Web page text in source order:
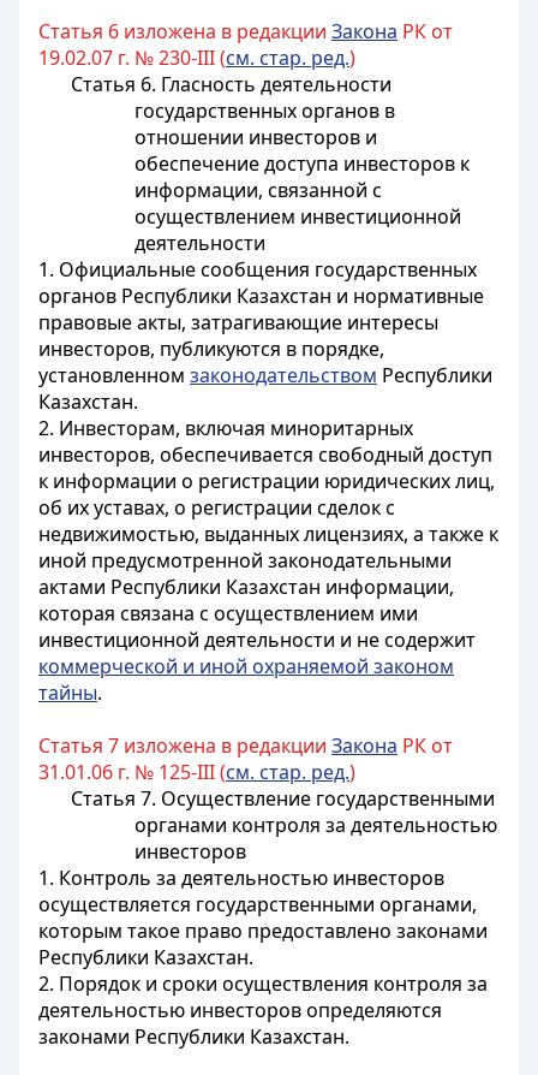
Статья 6 изложена в редакции Закона РК от
19.02.07 г. № 230-III (см. стар. ред.)
Статья 6. Гласность деятельности
государственных органов в
отношении инвесторов и
обеспечение доступа инвесторов к
информации, связанной с
осуществлением инвестиционной
деятельности
1. Официальные сообщения государственных
органов Республики Казахстан и нормативные
правовые акты, затрагивающие интересы
инвесторов, публикуются в порядке,
установленном законодательством Республики
Казахстан.
2. Инвесторам, включая миноритарных
инвесторов, обеспечивается свободный доступ
к информации о регистрации юридических лиц,
об их уставах, о регистрации сделок с
недвижимостью, выданных лицензиях, а также к
иной предусмотренной законодательными
актами Республики Казахстан информации,
которая связана с осуществлением ими
инвестиционной деятельности и не содержит
коммерческой и иной охраняемой законом
тайны.
Статья 7 изложена в редакции Закона РК от
31.01.06 г. № 125-III (см. стар. ред.)
Статья 7. Осуществление государственными
органами контроля за деятельностью
инвесторов
1. Контроль за деятельностью инвесторов
осуществляется государственными органами,
которым такое право предоставлено законами
Республики Казахстан.
2. Порядок и сроки осуществления контроля за
деятельностью инвесторов определяются
законами Республики Казахстан.